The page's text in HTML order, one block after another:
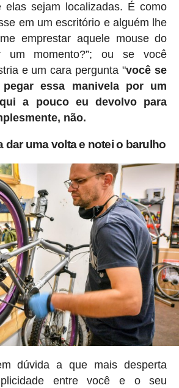
elas sejam localizadas. É como
em um escritório e alguém lhe
emprestar aquele mouse do
um momento?”; ou se você
e um cara pergunta "você se
essa manivela por um
a pouco eu devolvo para
não.
dar uma volta e notei o barulho
dúvida a que mais desperta
entre você e o seu